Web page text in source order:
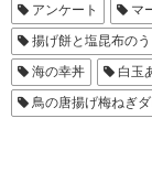
アンケート
マ
揚げ餅と塩昆布の
海の幸丼
白玉
鳥の唐揚げ梅ねぎ